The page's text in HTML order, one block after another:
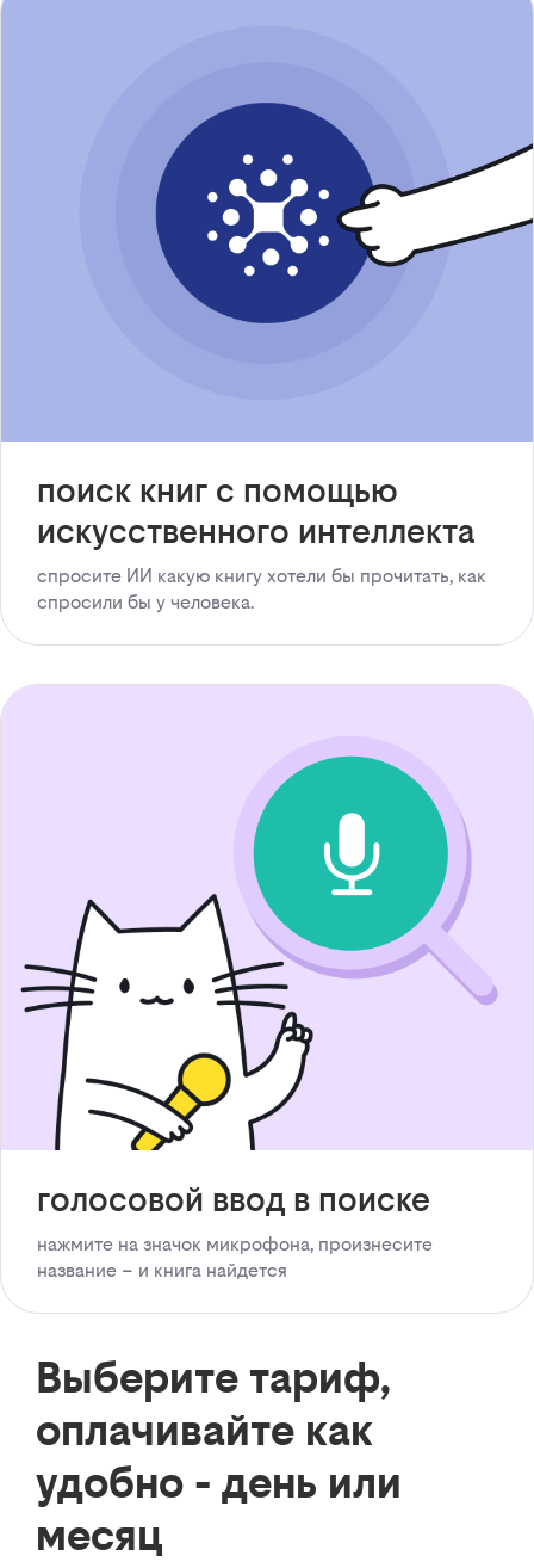
поиск книг с помощью
искусственного интеллекта
спросите ИИ какую книгу хотели бы прочитать, как
спросили бы у человека.
голосовой ввод в поиске
нажмите на значок микрофона, произнесите
название – и книга найдется
Выберите тариф,
оплачивайте как
удобно - день или
месяц